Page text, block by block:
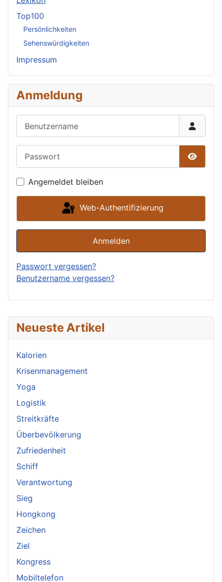
Neueste Artikel
Kalorien
Krisenmanagement
Yoga
Logistik
Streitkräfte
Überbevölkerung
Zufriedenheit
Schiff
Verantwortung
Sieg
Hongkong
Zeichen
Ziel
Kongress
Mobiltelefon
Top100
Persönlichkeiten
Sehenswürdigkeiten
Impressum
Anmeldung
Angemeldet bleiben
Web-Authentifizierung
Anmelden
Passwort vergessen?
Benutzername vergessen?